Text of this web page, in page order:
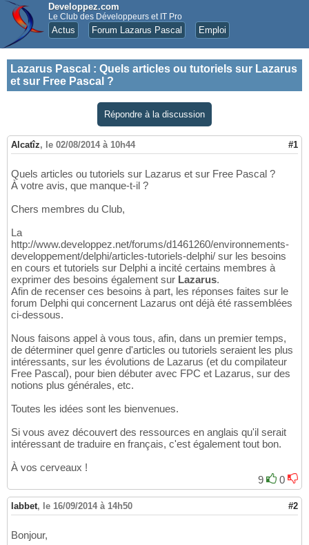
Developpez.com
Le Club des Développeurs et IT Pro
Actus Forum Lazarus Pascal Emploi
Lazarus Pascal : Quels articles ou tutoriels sur Lazarus
et sur Free Pascal ?
Répondre à la discussion
Alcatîz, le 02/08/2014 à 10h44 #1
Quels articles ou tutoriels sur Lazarus et sur Free Pascal ?
À votre avis, que manque-t-il ?
Chers membres du Club,
La
http://www.developpez.net/forums/d1461260/environnements-
developpement/delphi/articles-tutoriels-delphi/ sur les besoins
en cours et tutoriels sur Delphi a incité certains membres à
exprimer des besoins également sur Lazarus.
Afin de recenser ces besoins à part, les réponses faites sur le
forum Delphi qui concernent Lazarus ont déjà été rassemblées
ci-dessous.
Nous faisons appel à vous tous, afin, dans un premier temps,
de déterminer quel genre d'articles ou tutoriels seraient les plus
intéressants, sur les évolutions de Lazarus (et du compilateur
Free Pascal), pour bien débuter avec FPC et Lazarus, sur des
notions plus générales, etc.
Toutes les idées sont les bienvenues.
Si vous avez découvert des ressources en anglais qu'il serait
intéressant de traduire en français, c'est également tout bon.
À vos cerveaux !
9
0
labbet, le 16/09/2014 à 14h50 #2
Bonjour,